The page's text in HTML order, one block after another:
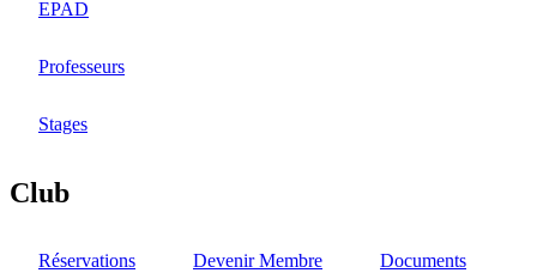
EPAD
Professeurs
Stages
Club
Réservations Devenir Membre Documents